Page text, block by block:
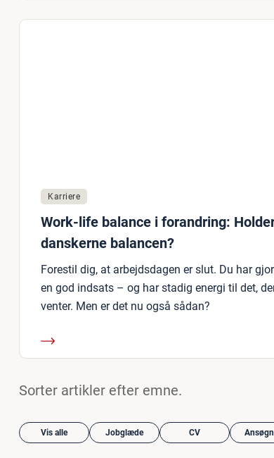
Karriere
Work-life balance i forandring:
danskerne balancen?
Forestil dig, at arbejdsdagen er slut. Du har
en god indsats – og har stadig energi til det,
venter. Men er det nu også sådan?
Sorter artikler efter emne.
Vis alle Jobglæde CV